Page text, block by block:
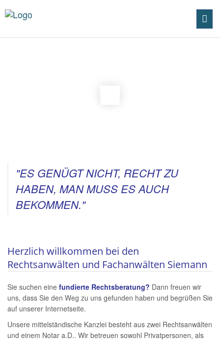
"ES GENÜGT NICHT, RECHT ZU
HABEN, MAN MUSS ES AUCH
BEKOMMEN."
Herzlich willkommen bei den
Rechtsanwälten und Fachanwälten Siemann
Sie suchen eine fundierte Rechtsberatung? Dann freuen wir
uns, dass Sie den Weg zu uns gefunden haben und begrüßen Sie
auf unserer Internetseite.
Unsere mittelständische Kanzlei besteht aus zwei Rechtsanwälten
und einem Notar a.D.. Wir betreuen sowohl Privatpersonen, als